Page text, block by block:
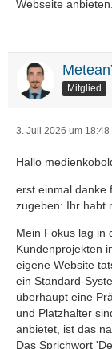
Webseite anbieten.
Mitglied
3. Juli 2026 um 18:48
Hallo
erst einmal danke
zugeben: Ihr habt
Mein Fokus lag in
Kundenprojekten
eigene Website
ein Standard-
überhaupt eine
und Platzhalter
anbietet, ist das
Das Sprichwort